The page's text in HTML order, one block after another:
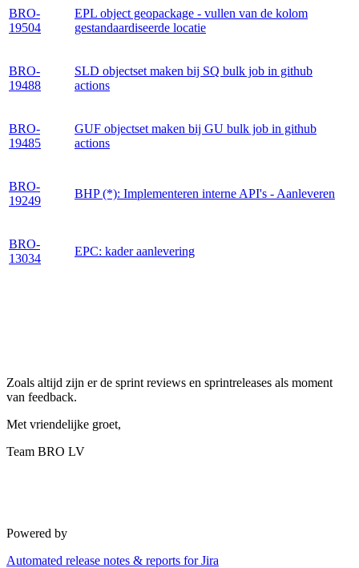
BRO-
19504
EPL object geopackage - vullen van de kolom
gestandaardiseerde locatie
BRO-
19488
SLD objectset maken bij SQ bulk job in github
actions
BRO-
19485
GUF objectset maken bij GU bulk job in github
actions
BRO-
19249
BHP (*): Implementeren interne API's - Aanleveren
BRO-
13034
EPC: kader aanlevering
Zoals altijd zijn er de sprint reviews en sprintreleases als moment
van feedback.
Met vriendelijke groet,
Team BRO LV
Powered by
Automated release notes & reports for Jira